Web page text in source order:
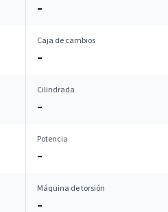
–
Caja de cambios
–
Cilindrada
–
Potencia
–
Máquina de torsión
–